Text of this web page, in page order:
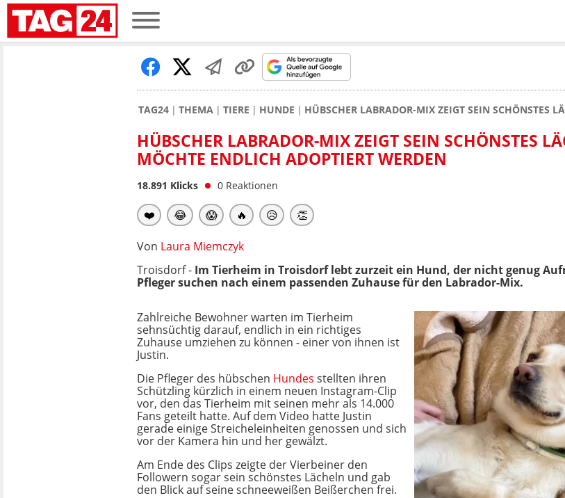
TAG24 THEMA TIERE HUNDE HÜBSCHER LABRADOR-MIX ZEIGT SEIN SCHÖNSTES
HÜBSCHER LABRADOR-MIX ZEIGT SEIN SCHÖNSTES
MÖCHTE ENDLICH ADOPTIERT WERDEN
18.891 Klicks 0 Reaktionen
❤️ 😂 😱 🔥 😥 👏
Von Laura Miemczyk
Troisdorf - Im Tierheim in Troisdorf lebt zurzeit ein Hund, der nicht genug
Pfleger suchen nach einem passenden Zuhause für den Labrador-Mix.
Zahlreiche Bewohner warten im Tierheim
sehnsüchtig darauf, endlich in ein richtiges
Zuhause umziehen zu können - einer von ihnen ist
Justin.
Die Pfleger des hübschen Hundes stellten ihren
Schützling kürzlich in einem neuen Instagram-Clip
vor, den das Tierheim mit seinen mehr als 14.000
Fans geteilt hatte. Auf dem Video hatte Justin
gerade einige Streicheleinheiten genossen und sich
vor der Kamera hin und her gewälzt.
Am Ende des Clips zeigte der Vierbeiner den
Followern sogar sein schönstes Lächeln und gab
den Blick auf seine schneeweißen Beißerchen frei.